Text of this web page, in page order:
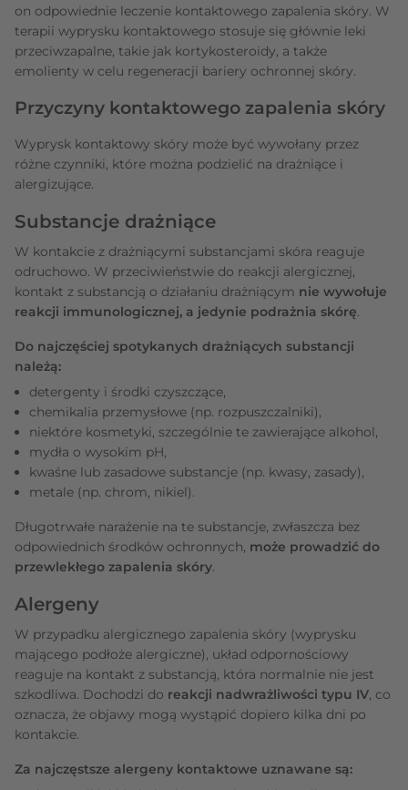
on odpowiednie leczenie kontaktowego zapalenia skóry. W
terapii wyprysku kontaktowego stosuje się głównie leki
przeciwzapalne, takie jak kortykosteroidy, a także
emolienty w celu regeneracji bariery ochronnej skóry.
Przyczyny kontaktowego zapalenia skóry
Wyprysk kontaktowy skóry może być wywołany przez
różne czynniki, które można podzielić na drażniące i
alergizujące.
Substancje drażniące
W kontakcie z drażniącymi substancjami skóra reaguje
odruchowo. W przeciwieństwie do reakcji alergicznej,
kontakt z substancją o działaniu drażniącym nie wywołuje
reakcji immunologicznej, a jedynie podrażnia skórę.
Do najczęściej spotykanych drażniących substancji
należą:
detergenty i środki czyszczące,
chemikalia przemysłowe (np. rozpuszczalniki),
niektóre kosmetyki, szczególnie te zawierające alkohol,
mydła o wysokim pH,
kwaśne lub zasadowe substancje (np. kwasy, zasady),
metale (np. chrom, nikiel).
Długotrwałe narażenie na te substancje, zwłaszcza bez
odpowiednich środków ochronnych, może prowadzić do
przewlekłego zapalenia skóry.
Alergeny
W przypadku alergicznego zapalenia skóry (wyprysku
mającego podłoże alergiczne), układ odpornościowy
reaguje na kontakt z substancją, która normalnie nie jest
szkodliwa. Dochodzi do reakcji nadwrażliwości typu IV, co
oznacza, że objawy mogą wystąpić dopiero kilka dni po
kontakcie.
Za najczęstsze alergeny kontaktowe uznawane są: